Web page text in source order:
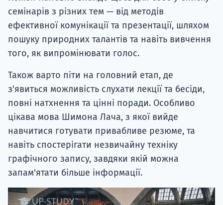
семінарів з різних тем — від методів
ефективної комунікації та презентації, шляхом
пошуку природних талантів та навіть вивчення
того, як випромінювати голос.
Також варто піти на головний етап, де
з'явиться можливість слухати лекції та бесіди,
повні натхнення та цінні поради. Особливо
цікава мова Шимона Лача, з якої вийде
навчитися готувати привабливе резюме, та
навіть спостерігати незвичайну техніку
графічного запису, завдяки якій можна
запам'ятати більше інформації.